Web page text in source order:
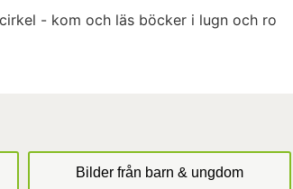
- kom och läs böcker i lugn och ro
Bilder från barn & ungdom